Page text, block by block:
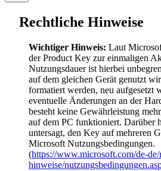
Rechtliche Hinweise
Wichtiger Hinweis: Laut
der Product Key zur einmaligen
Nutzungsdauer ist hierbei
auf dem gleichen Gerät genutzt
formatiert werden, neu aufgesetzt
eventuelle Änderungen an der
besteht keine Gewährleistung
auf dem PC funktioniert. Darüber
untersagt, den Key auf mehreren
Microsoft Nutzungsbedingungen.
(https://www.microsoft.com/de-
hinweise/